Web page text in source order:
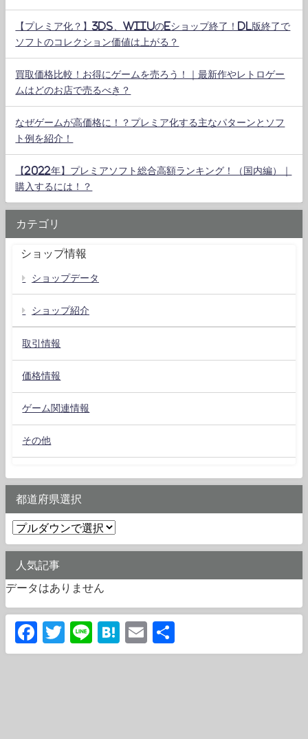
【プレミア化？】3DS、WiiUのeショップ終了！DL版終了で
ソフトのコレクション価値は上がる？
買取価格比較！お得にゲームを売ろう！｜最新作やレトロゲー
ムはどのお店で売るべき？
なぜゲームが高価格に！？プレミア化する主なパターンとソフ
ト例を紹介！
【2022年】プレミアソフト総合高額ランキング！（国内編）｜
購入するには！？
カテゴリ
ショップ情報
ショップデータ
ショップ紹介
取引情報
価格情報
ゲーム関連情報
その他
都道府県選択
人気記事
データはありません
Facebook
Twitter
LineHatena
Email
有